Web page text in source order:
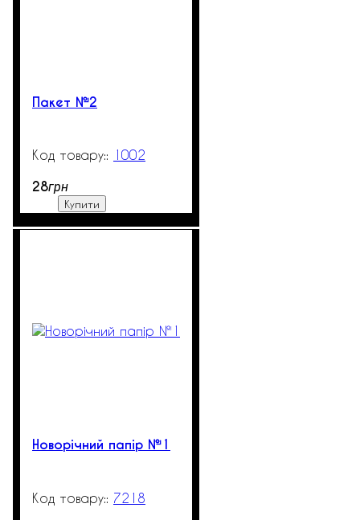
Пакет №2
1002
28грн
Купити
Новорічний папір №1
7218